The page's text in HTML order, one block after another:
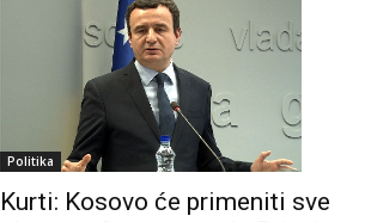
Politika
Kurti: Kosovo će primeniti sve